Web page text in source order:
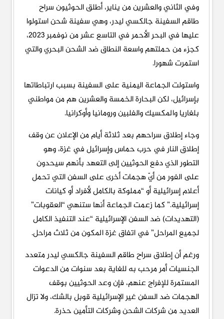
وفي الثاني والعشرين من يناير، أطلق الحوثيون سراح
طاقم السفينة جالكسي ليدر، وهي سفينة شحن استولوا
عليها في البحر الأحمر في التاسع عشر من نوفمبر 2023،
كجزء من حملتهم واسعة النطاق ضد الشحن البحري والتي
استمرت شهورا.
واستولت الجماعة اليمنية على السفينة بسبب ارتباطاتها
بإسرائيل، لكن البحارة الخمسة والعشرين هم من مواطني
بلغاريا والمكسيك والفلبين ورومانيا وأوكرانيا.
وجاء إطلاق سراحهم بعد ثلاثة أيام من الإعلان عن وقف
إطلاق النار في حرب حماس وإسرائيل في غزة، وهو
التطور الذي دفع الحوثيين إلى التعهد بأنهم سيحدون
على الفور من أيّ هجمات أخرى على السفن التي تحمل
أعلام إسرائيلية أو “مملوكة بالكامل لأفراد أو كيانات
إسرائيلية.” كما زعمت الجماعة أنها ستنهي “العقوبات”
(التهديدات) ضد السفن الإسرائيلية “عند التنفيذ الكامل
لجميع المراحل” في اتفاق غزة المكون من ثلاث مراحل.
ورغم أن إطلاق سراح طاقم السفينة جالكسي ليدر متعدد
الجنسيات أمر مرحب به للغاية بعد سنوات من الدعوات
المستمرة للإفراج عنهم، فإن وعد الحوثيين بوقف
الهجمات ضد السفن غير الإسرائيلية قوبل بالشك، ولا تزال
العديد من شركات الشحن وشركات التأمين حذرة.